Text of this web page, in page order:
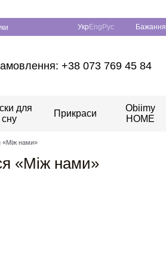
Укр Eng Рус Бажання
+38 073 769 45 84
для
сну
Прикраси
Obiimy
HOME
«Між нами»
«Між нами»